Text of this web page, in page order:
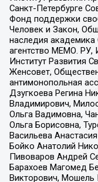
Санкт-Петербурге
Фонд поддержки
Человек и Закон,
наследия
агентство МЕМО. РУ,
Институт Развития
Женсовет,
антимонопольная
Дзугкоева Регина
Владимирович,
Ольга Вадимовна,
Ольга Борисовна,
Васильева
Бойко Анатолий
Пивоваров Андрей
Барахоев Магомед
Викторович, Мошель